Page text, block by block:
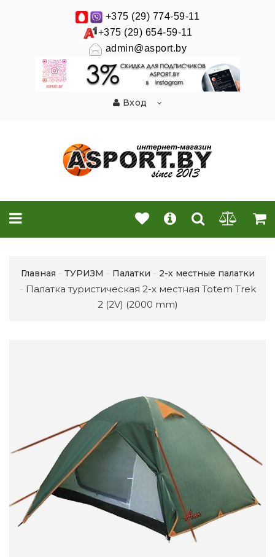
+375 (29) 774-59-11
+375 (29) 654-59-11
admin@asport.by
Вход
Главная ТУРИЗМ Палатки 2-х местные палатки
Палатка туристическая 2-х местная Totem Trek
2 (2V) (2000 mm)